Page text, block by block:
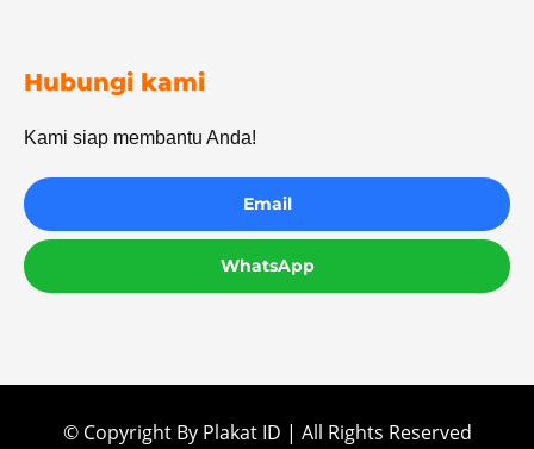
Hubungi kami
Kami siap membantu Anda!
Email
WhatsApp
© Copyright By Plakat ID | All Rights Reserved